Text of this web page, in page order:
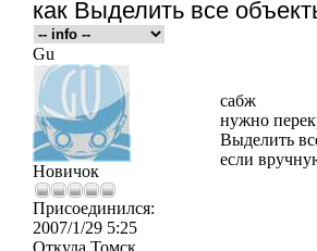
как Выделить все
Gu
Новичок
Присоединился:
2007/1/29 5:25
Откуда Томск
сабж
нужно
Выделить
если